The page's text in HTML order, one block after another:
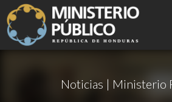
Noticias | Ministerio